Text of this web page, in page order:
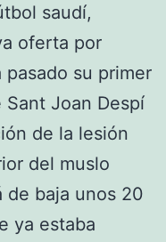
saudí,
oferta por
pasado su primer
Joan Despí
de la lesión
del muslo
de baja unos 20
ya estaba